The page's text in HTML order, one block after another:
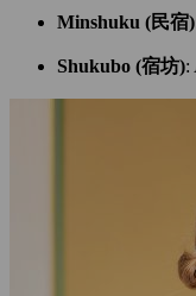
Minshuku (民宿)
Shukubo (宿坊):